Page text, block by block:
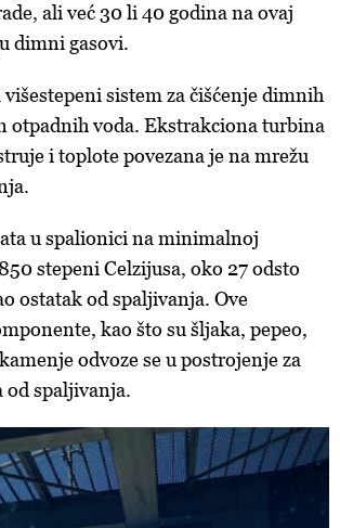
ali već 30 li 40 godina na ovaj
dimni gasovi.
sistem za čišćenje dimnih
otpadnih voda. Ekstrakciona turbina
i toplote povezana je na mrežu
u spalionici na minimalnoj
stepeni Celzijusa, oko 27 odsto
ostatak od spaljivanja. Ove
kao što su šljaka, pepeo,
odvoze se u postrojenje za
od spaljivanja.